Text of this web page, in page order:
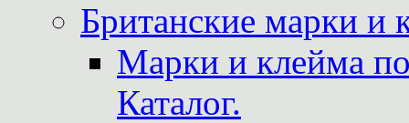
Британские марки и
Марки и клейма
Каталог.